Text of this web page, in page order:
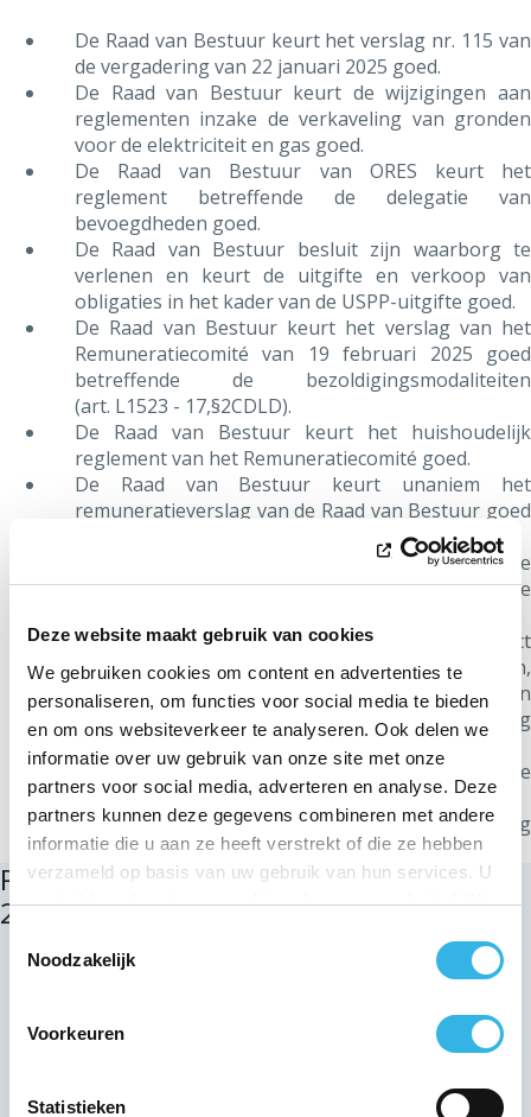
Deze website maakt gebruik van cookies
We gebruiken cookies om content en advertenties te
personaliseren, om functies voor social media te bieden
en om ons websiteverkeer te analyseren. Ook delen we
informatie over uw gebruik van onze site met onze
partners voor social media, adverteren en analyse. Deze
partners kunnen deze gegevens combineren met andere
informatie die u aan ze heeft verstrekt of die ze hebben
verzameld op basis van uw gebruik van hun services. U
gaat akkoord met onze cookies als u onze website blijft
Noodzakelijk
Voorkeuren
Statistieken
De Raad van Bestuur keurt het verslag nr. 115 van
de vergadering van 22 januari 2025 goed.
De Raad van Bestuur keurt de wijzigingen aan
reglementen inzake de verkaveling van gronden
voor de elektriciteit en gas goed.
De Raad van Bestuur van ORES keurt het
reglement betreffende de delegatie van
bevoegdheden goed.
De Raad van Bestuur besluit zijn waarborg te
verlenen en keurt de uitgifte en verkoop van
obligaties in het kader van de USPP-uitgifte goed.
De Raad van Bestuur keurt het verslag van het
Remuneratiecomité van 19 februari 2025 goed
betreffende de bezoldigingsmodaliteiten
(art. L1523 - 17,§2CDLD).
De Raad van Bestuur keurt het huishoudelijk
reglement van het Remuneratiecomité goed.
De Raad van Bestuur keurt unaniem het
remuneratieverslag van de Raad van Bestuur goed
De Raad van Bestuur beslist de procedure stop te
zetten in het kader van de federale
De Raad van Bestuur beslist om het raamcontract
te lanceren voor de levering van voertuigen,
vrachtwagens en aanhangwagens en verleent een
bijzonder mandaat aan zijn dochteronderneming
ORES cv.
De Raad van Bestuur gaat akkoord met de
vastgoedtransacties.
De Raad van Bestuur neemt kennis van het ontslag
van mevrouw Elodie Belleflamme.
RAAD VAN BESTUUR VAN 19 MAART
2025
De Raad van Bestuur keurt het verslag nr. 116 van de
·De Raad van Bestuur besluit zijn waarborg te verlenen en keurt
de uitgifte en verkoop van obligaties goed in het kader van de
op 19 maart 2025.